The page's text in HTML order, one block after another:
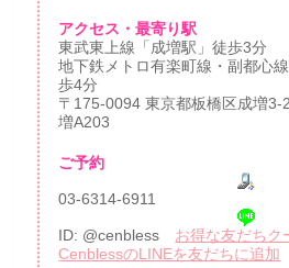
アクセス・最寄り駅
東武東上線「成増駅」徒歩3分
地下鉄メトロ有楽町線・副都心
歩4分
〒175-0094 東京都板橋区成増3-
増A203
ご予約
03-6314-6911
ID: @cenbless お得な友だち
CenblessのLINEを友だちに追加